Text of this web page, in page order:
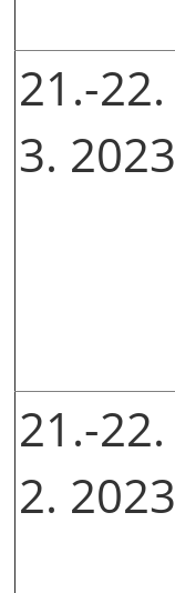
21.-22.
3. 2023
21.-22.
2. 2023